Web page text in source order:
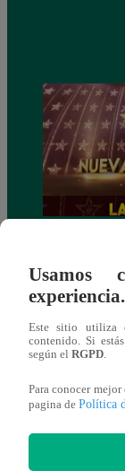
– 14 de junio
completo
Usamos
experiencia.
Este sitio utiliza
contenido. Si
según el RGPD
Para conocer
pagina de Política